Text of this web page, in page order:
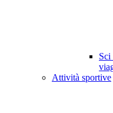
Sci
Attività sportive